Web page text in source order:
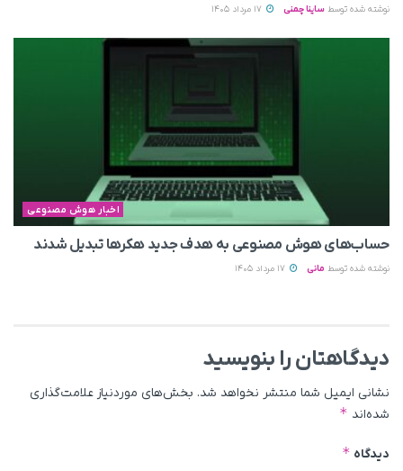
نوشته شده توسط ساینا چمنی
اخبار هوش مصنوعی
حساب‌های هوش مصنوعی به هدف جدید هکرها تبدیل شدند
نوشته شده توسط مانی
دیدگاهتان را بنویسید
نشانی ایمیل شما منتشر نخواهد شد. بخش‌های موردنیاز علامت‌گذاری
شده‌اند *
دیدگاه *